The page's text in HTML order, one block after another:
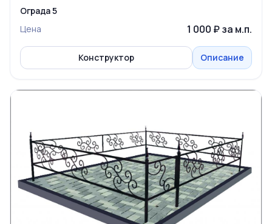
Ограда 5
Цена
1 000 ₽ за м.п.
Конструктор Описание